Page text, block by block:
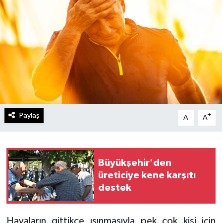
Paylaş A- A+
Büyükşehir'den
üreticiye kene karşıtı
destek
Havaların gittikçe ısınmasıyla pek çok kişi için